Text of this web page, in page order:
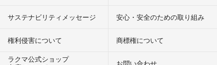
サステナビリティメッセージ 安心・安全のための取り組み
権利侵害について
商標権について
ラクマ公式ショップ
お問い合わせ